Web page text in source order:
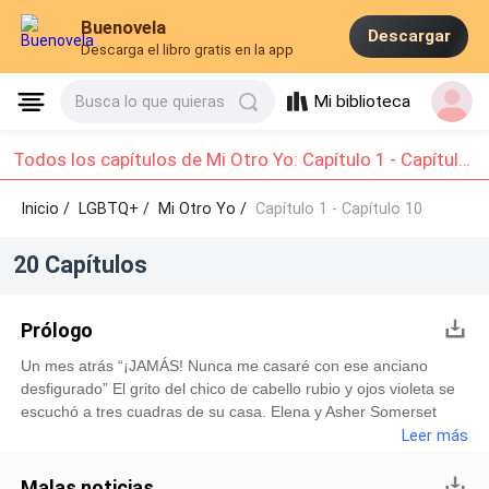
Buenovela
Descarga el libro gratis en la app
Descargar
Busca lo que quieras Mi biblioteca
Todos los capítulos de Mi Otro Yo: Capítulo 1 - Capítulo 10
Inicio / LGBTQ+/Mi Otro Yo / Capítulo 1 - Capítulo 10
20 Capítulos
Prólogo
Un mes atrás “¡JAMÁS! Nunca me casaré con ese anciano
desfigurado” El grito del chico de cabello rubio y ojos violeta se
escuchó a tres cuadras de su casa. Elena y Asher Somerset
observaban con molestia a su hijo menor Cooper Somerset, un
monumental por el arreglo de su matrimonio que los salvaría de
Leer más